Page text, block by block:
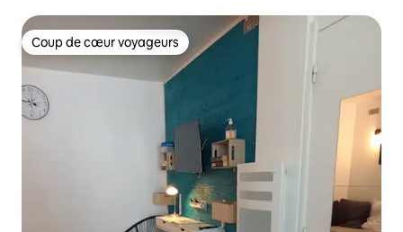
Coup de cœur voyageurs
Coup de cœur voyageurs